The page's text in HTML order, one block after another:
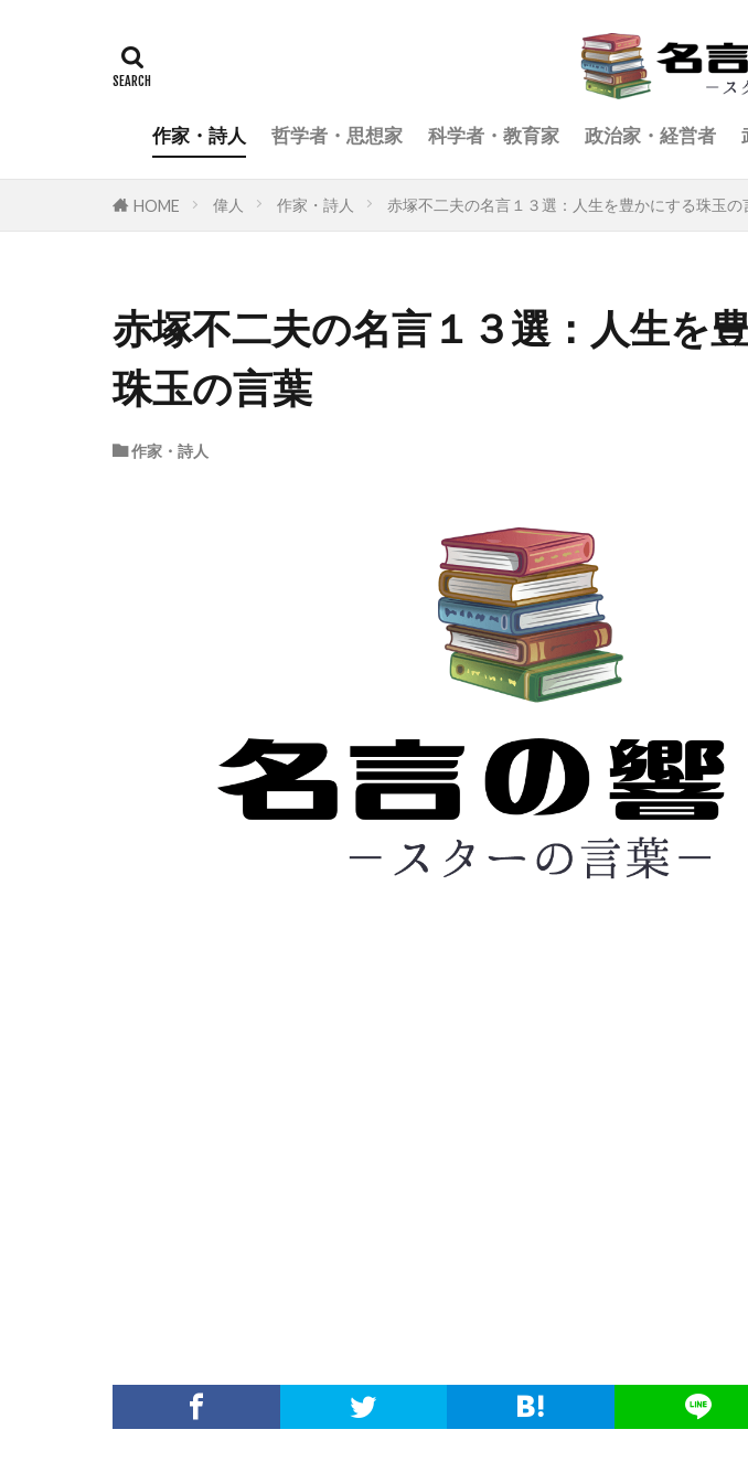
作家・詩人 哲学者・思想家 科学者・教育家 政治家・経営者
HOME 偉人 作家・詩人 赤塚不二夫の名言１３選：人生を豊かにする珠玉の
赤塚不二夫の名言１３選：人生を
珠玉の言葉
作家・詩人